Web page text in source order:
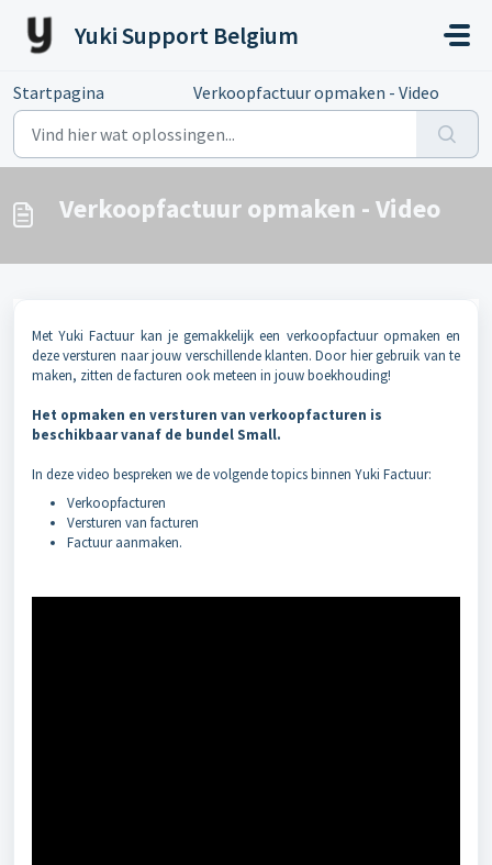
Yuki Support Belgium
Startpagina Verkoopfactuur opmaken - Video
Verkoopfactuur opmaken - Video
Met Yuki Factuur kan je gemakkelijk een verkoopfactuur opmaken en
deze versturen naar jouw verschillende klanten. Door hier gebruik van te
maken, zitten de facturen ook meteen in jouw boekhouding!
Het opmaken en versturen van verkoopfacturen is
beschikbaar vanaf de bundel Small.
In deze video bespreken we de volgende topics binnen Yuki Factuur:
Verkoopfacturen
Versturen van facturen
Factuur aanmaken.